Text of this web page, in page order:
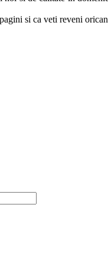
si ca veti reveni